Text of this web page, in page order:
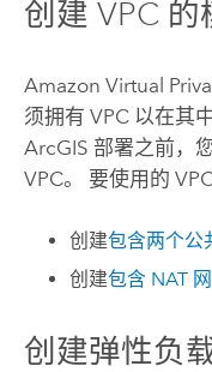
创建 VPC的
Amazon Virtual
须拥有 VPC以在其
ArcGIS 部署之前，
VPC。 要使用的
创建包含两个
创建包含 NAT
创建弹性负